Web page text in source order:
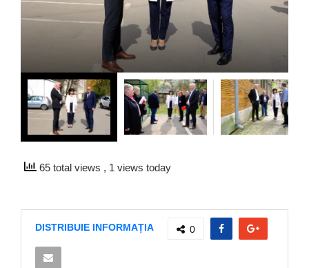
65 total views , 1 views today
DISTRIBUIE INFORMAȚIA 0